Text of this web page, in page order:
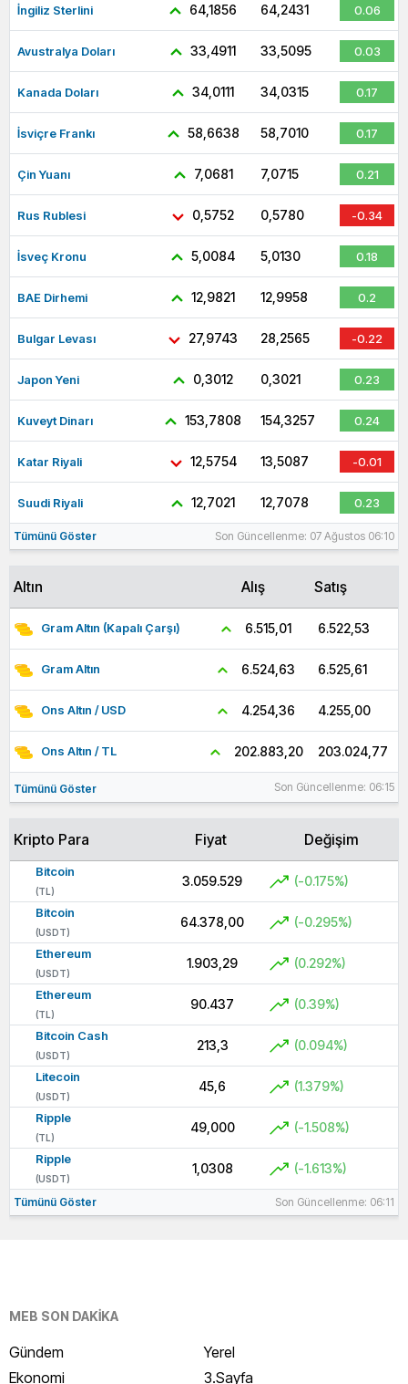
İngiliz Sterlini 64,1856 64,2431 0.06
Avustralya Doları 33,4911 33,5095 0.03
Kanada Doları 34,0111 34,0315 0.17
İsviçre Frankı 58,6638 58,7010 0.17
Çin Yuanı 7,0681 7,0715 0.21
Rus Rublesi 0,5752 0,5780 -0.34
İsveç Kronu 5,0084 5,0130 0.18
BAE Dirhemi 12,9821 12,9958 0.2
Bulgar Levası 27,9743 28,2565 -0.22
Japon Yeni 0,3012 0,3021 0.23
Kuveyt Dinarı 153,7808 154,3257 0.24
Katar Riyali 12,5754 13,5087 -0.01
Suudi Riyali 12,7021 12,7078 0.23
Tümünü Göster Son Güncellenme: 07 Ağustos 06:10
Altın Alış Satış
Gram Altın (Kapalı Çarşı) 6.515,01 6.522,53
Gram Altın 6.524,63 6.525,61
Ons Altın / USD 4.254,36 4.255,00
Ons Altın / TL 202.883,20 203.024,77
Tümünü Göster Son Güncellenme: 06:15
Kripto Para Fiyat Değişim
Bitcoin
(TL)
3.059.529 (-0.175%)
Bitcoin
(USDT)
64.378,00 (-0.295%)
Ethereum
(USDT)
1.903,29 (0.292%)
Ethereum
(TL)
90.437 (0.39%)
Bitcoin Cash
(USDT)
213,3 (0.094%)
Litecoin
(USDT)
45,6 (1.379%)
Ripple
(TL)
49,000 (-1.508%)
Ripple
(USDT)
1,0308 (-1.613%)
Tümünü Göster Son Güncellenme: 06:11
MEB SON DAKİKA
Gündem
Ekonomi
Yerel
3.Sayfa